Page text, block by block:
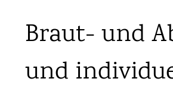
Braut- und
und